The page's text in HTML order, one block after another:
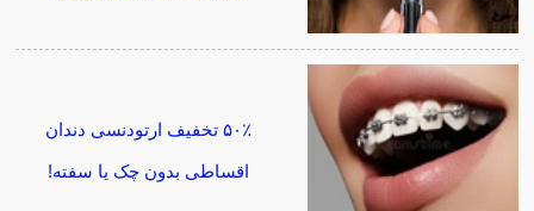
۵۰٪ تخفیف ارتودنسی دندان
اقساطی بدون چک یا سفته!